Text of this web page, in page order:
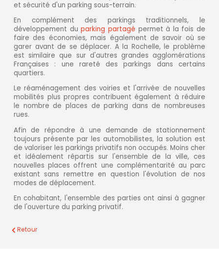
et sécurité d'un parking sous-terrain.
En complément des parkings traditionnels, le
développement duparking partagé permet à la fois de
faire des économies, mais également de savoir où se
garer avant de se déplacer. A la Rochelle, le problème
est similaire que sur d'autres grandes agglomérations
Françaises : une rareté des parkings dans certains
quartiers.
Le réaménagement des voiries et l'arrivée de nouvelles
mobilités plus propres contribuent également à réduire
le nombre de places de parking dans de nombreuses
rues.
Afin de répondre à une demande de stationnement
toujours présente par les automobilistes, la solution est
de valoriser les parkings privatifs non occupés. Moins cher
et idéalement répartis sur l'ensemble de la ville, ces
nouvelles places offrent une complémentarité au parc
existant sans remettre en question l'évolution de nos
modes de déplacement.
En cohabitant, l'ensemble des parties ont ainsi à gagner
de l'ouverture du parking privatif.
Retour